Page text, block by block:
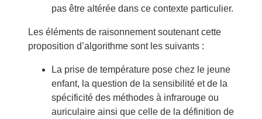
pas être altérée dans ce contexte particulier.
Les éléments de raisonnement soutenant cette
proposition d’algorithme sont les suivants :
La prise de température pose chez le jeune
enfant, la question de la sensibilité et de la
spécificité des méthodes à infrarouge ou
auriculaire ainsi que celle de la définition de